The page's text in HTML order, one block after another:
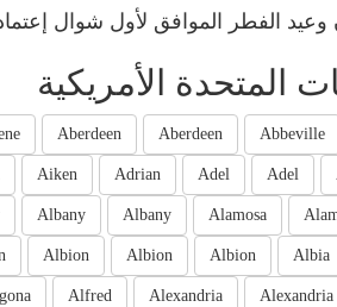
الفطر الموافق لأول شوال
المتحدة الأمريكية
Abbeville
Aberdeen
Aberdeen
Adel
Adel
Adrian
Aiken
Alamosa
Albany
Albany
Albia
Albion
Albion
Albion
Alexandria
Alexandria
Alfred